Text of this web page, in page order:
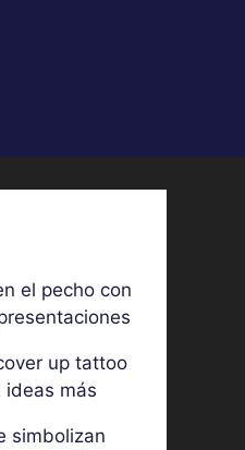
el pecho con
up tattoo
ideas más
simbolizan